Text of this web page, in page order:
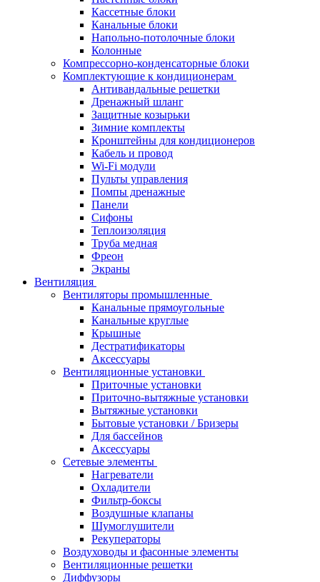
Кассетные блоки
Канальные блоки
Напольно-потолочные блоки
Колонные
Компрессорно-конденсаторные блоки
Комплектующие к кондиционерам
Антивандальные решетки
Дренажный шланг
Защитные козырьки
Зимние комплекты
Кронштейны для кондиционеров
Кабель и провод
Wi-Fi модули
Пульты управления
Помпы дренажные
Панели
Сифоны
Теплоизоляция
Труба медная
Фреон
Экраны
Вентиляция
Вентиляторы промышленные
Канальные прямоугольные
Канальные круглые
Крышные
Дестратификаторы
Аксессуары
Вентиляционные установки
Приточные установки
Приточно-вытяжные установки
Вытяжные установки
Бытовые установки / Бризеры
Для бассейнов
Аксессуары
Сетевые элементы
Нагреватели
Охладители
Фильтр-боксы
Воздушные клапаны
Шумоглушители
Рекуператоры
Воздуховоды и фасонные элементы
Вентиляционные решетки
Диффузоры